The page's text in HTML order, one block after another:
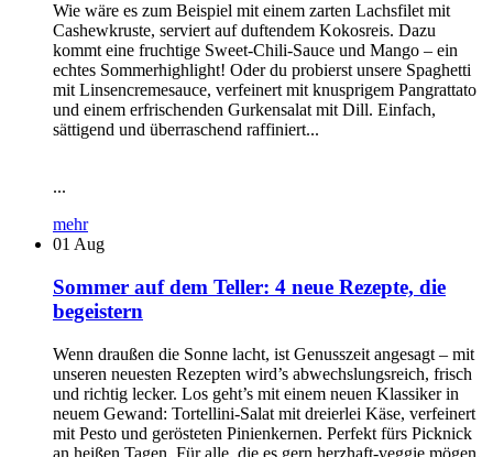
Wie wäre es zum Beispiel mit einem zarten Lachsfilet mit
Cashewkruste, serviert auf duftendem Kokosreis. Dazu
kommt eine fruchtige Sweet-Chili-Sauce und Mango – ein
echtes Sommerhighlight! Oder du probierst unsere Spaghetti
mit Linsencremesauce, verfeinert mit knusprigem Pangrattato
und einem erfrischenden Gurkensalat mit Dill. Einfach,
sättigend und überraschend raffiniert...
...
mehr
01 Aug
Sommer auf dem Teller: 4 neue Rezepte, die
begeistern
Wenn draußen die Sonne lacht, ist Genusszeit angesagt – mit
unseren neuesten Rezepten wird’s abwechslungsreich, frisch
und richtig lecker. Los geht’s mit einem neuen Klassiker in
neuem Gewand: Tortellini-Salat mit dreierlei Käse, verfeinert
mit Pesto und gerösteten Pinienkernen. Perfekt fürs Picknick
an heißen Tagen. Für alle, die es gern herzhaft-veggie mögen,